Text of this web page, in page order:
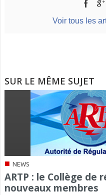
Voir tous les
SUR LE MÊME SUJET
■ NEWS
ARTP : le Collège de
nouveaux membres